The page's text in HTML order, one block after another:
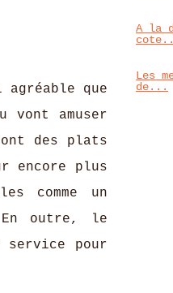
agréable que
amuser
des plats
encore plus
comme un
outre, le
pour
A la
Les
de...